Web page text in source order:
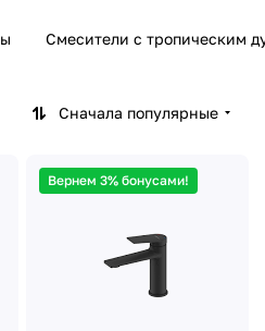
Смесители с тропическим
Сначала популярные
Вернем 3% бонусами!